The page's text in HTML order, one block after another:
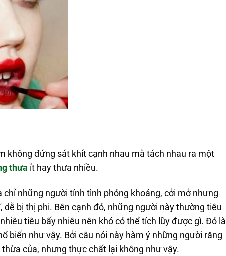
không đứng sát khít cạnh nhau mà tách nhau ra một
thưa ít hay thưa nhiều.
những người tính tình phóng khoáng, cởi mở nhưng
bị thị phi. Bên cạnh đó, những người này thường tiêu
tiêu bấy nhiêu nên khó có thể tích lũy được gì. Đó là
biến như vậy. Bởi câu nói này hàm ý những người răng
của, nhưng thực chất lại không như vậy.